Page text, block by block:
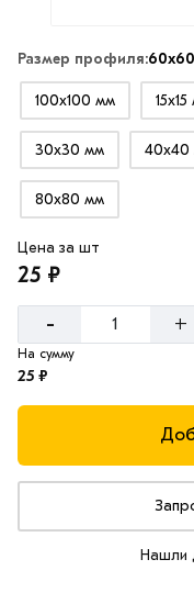
Размер профиля:
100х100 мм
30х30 мм 40х40
80х80 мм
Цена за шт
25 ₽
- +
На сумму
25 ₽
Нашли